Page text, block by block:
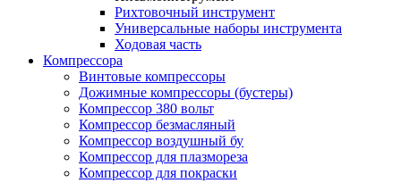
Рихтовочный инструмент
Универсальные наборы инструмента
Ходовая часть
Компрессора
Винтовые компрессоры
Дожимные компрессоры (бустеры)
Компрессор 380 вольт
Компрессор безмасляный
Компрессор воздушный бу
Компрессор для плазмореза
Компрессор для покраски